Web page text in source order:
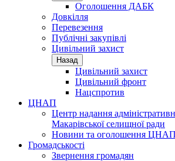
Оголошення ДАБК
Довкілля
Перевезення
Публічні закупівлі
Цивільний захист
Назад
Цивільний захист
Цивільний фронт
Нацспротив
ЦНАП
Центр надання
Макарівської селищної ради
Новини та оголошення ЦНАП
Громадськості
Звернення громадян